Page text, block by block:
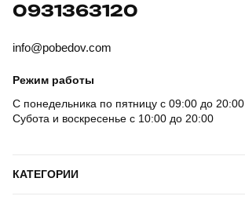
0931363120
info@pobedov.com
Режим работы
С понедельника по пятницу с 09:00 до 20:00
Субота и воскресенье с 10:00 до 20:00
КАТЕГОРИИ